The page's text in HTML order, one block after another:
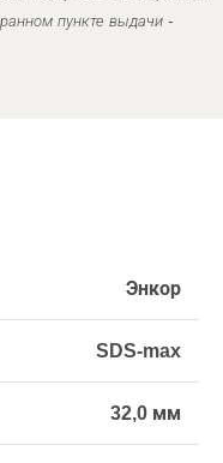
пункте выдачи -
Энкор
SDS-max
32,0 мм